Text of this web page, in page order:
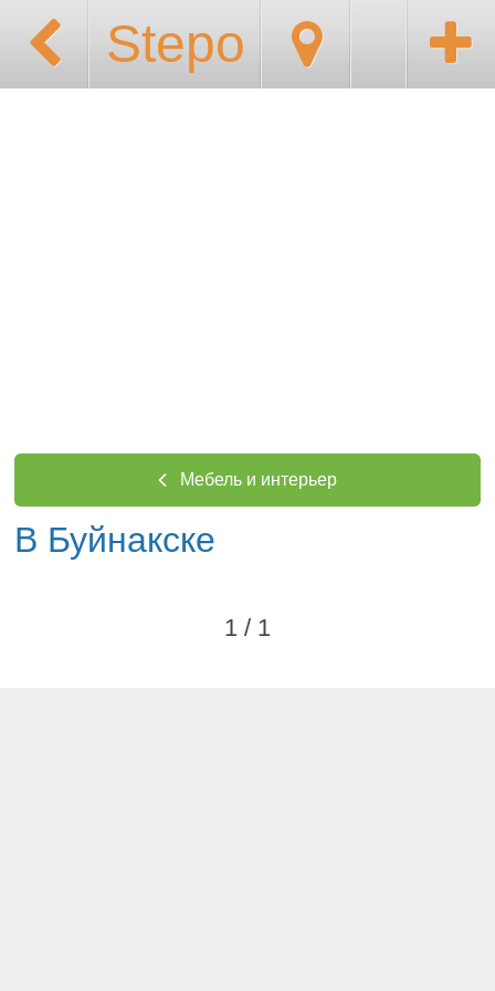
Stepo
Мебель и интерьер
В Буйнакске
1 / 1